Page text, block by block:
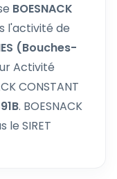
BOESNACK
l'activité de
(Bouches-
Activité
CONSTANT
. BOESNACK
le SIRET